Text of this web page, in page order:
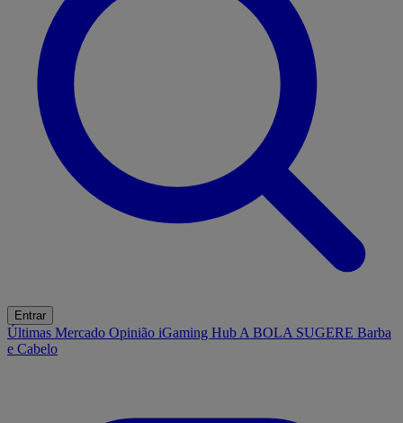
Entrar
Últimas Mercado Opinião iGaming Hub A BOLA SUGERE Barba
e Cabelo